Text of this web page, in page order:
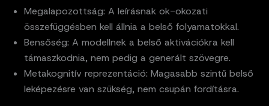
Megalapozottság: A leírásnak ok-okozati
összefüggésben kell állnia a belső folyamatokkal.
Bensőség: A modellnek a belső aktivációkra kell
támaszkodnia, nem pedig a generált szövegre.
Metakognitív reprezentáció: Magasabb szintű belső
leképezésre van szükség, nem csupán fordításra.